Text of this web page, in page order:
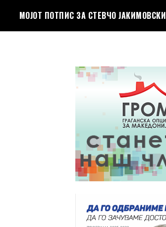
МОЈОТ ПОТПИС ЗА СТЕВЧО ЈАКИМОВСКИ